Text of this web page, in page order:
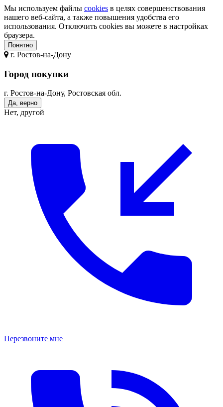
Мы используем файлы cookies в целях совершенствования
нашего веб-сайта, а также повышения удобства его
использования. Отключить cookies вы можете в настройках
браузера.
Понятно
г. Ростов-на-Дону
Город покупки
г. Ростов-на-Дону, Ростовская обл.
Да, верно
Нет, другой
Перезвоните мне